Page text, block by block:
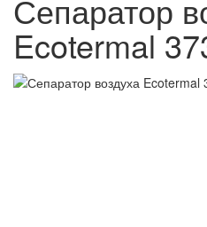
Сепаратор
Ecotermal